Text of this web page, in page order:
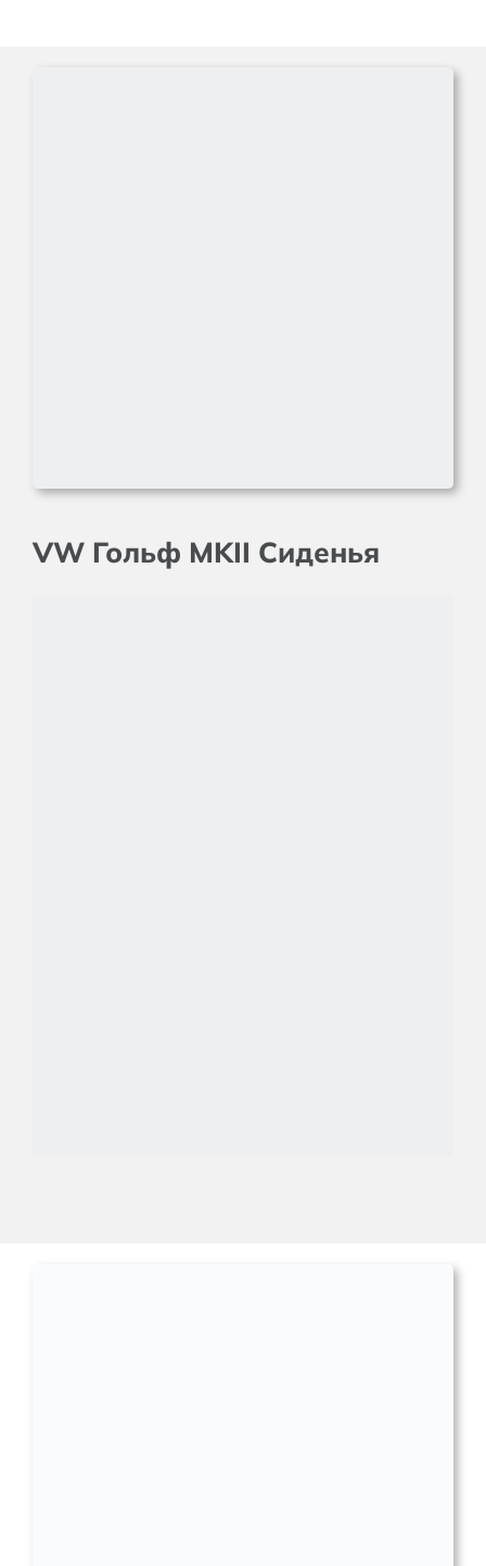
VW Гольф MKII Сиденья